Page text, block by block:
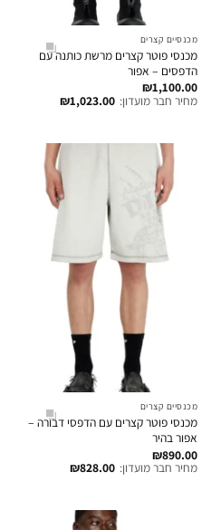
מכנסיים קצרים
מכנסי פוטר קצרים מרשת כותנה עם
הדפסים – אפור
₪1,100.00
מחיר חבר מועדון: ₪1,023.00
מכנסיים קצרים
מכנסי פוטר קצרים עם הדפסי דבורה –
אפור בהיר
₪890.00
מחיר חבר מועדון: ₪828.00